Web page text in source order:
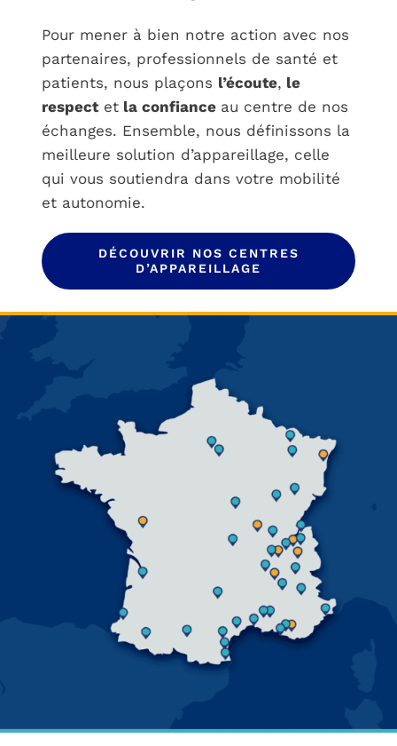
Pour mener à bien notre action avec nos
partenaires, professionnels de santé et
patients, nous plaçons l’écoute, le
respectetla confiance au centre de nos
échanges. Ensemble, nous définissons la
meilleure solution d’appareillage, celle
qui vous soutiendra dans votre mobilité
et autonomie.
DÉCOUVRIR NOS CENTRES
D’APPAREILLAGE